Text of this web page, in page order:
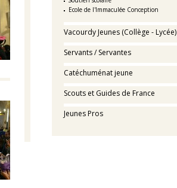
Ecole de l'Immaculée Conception
Vacourdy Jeunes (Collège - Lycée)
Servants / Servantes
Catéchuménat jeune
Scouts et Guides de France
Jeunes Pros